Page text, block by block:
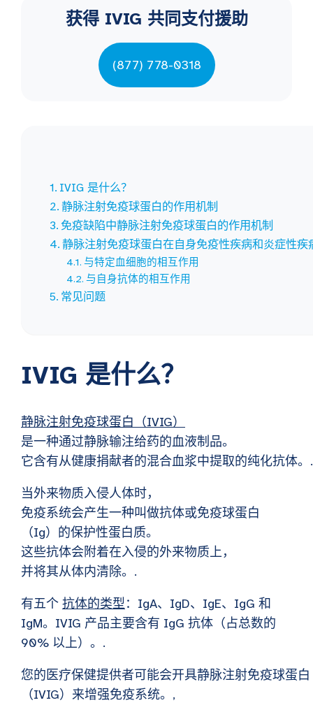
获得 IVIG 共同支付援助
(877) 778-0318
IVIG 是什么？
静脉注射免疫球蛋白的作用机制
免疫缺陷中静脉注射免疫球蛋白的作用机制
静脉注射免疫球蛋白在自身免疫性疾病和炎症性疾
与特定血细胞的相互作用
与自身抗体的相互作用
常见问题
IVIG 是什么？
静脉注射免疫球蛋白（IVIG）
是一种通过静脉输注给药的血液制品。
它含有从健康捐献者的混合血浆中提取的纯化抗体
当外来物质入侵人体时，
免疫系统会产生一种叫做抗体或免疫球蛋白
（Ig）的保护性蛋白质。
这些抗体会附着在入侵的外来物质上，
并将其从体内清除。.
有五个 抗体的类型：IgA、IgD、IgE、IgG 和
IgM。IVIG 产品主要含有 IgG 抗体（占总数的
90% 以上）。.
您的医疗保健提供者可能会开具静脉注射免疫球蛋白
（IVIG）来增强免疫系统。,